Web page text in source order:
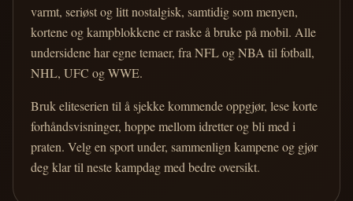
varmt, seriøst og litt nostalgisk, samtidig som menyen,
kortene og kampblokkene er raske å bruke på mobil. Alle
undersidene har egne temaer, fra NFL og NBA til fotball,
NHL, UFC og WWE.
Bruk eliteserien til å sjekke kommende oppgjør, lese korte
forhåndsvisninger, hoppe mellom idretter og bli med i
praten. Velg en sport under, sammenlign kampene og gjør
deg klar til neste kampdag med bedre oversikt.